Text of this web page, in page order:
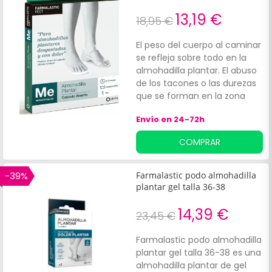
18,95 €13,19 €
El peso del cuerpo al caminar
se refleja sobre todo en la
almohadilla plantar. El abuso
de los tacones o las durezas
que se forman en la zona
por suerte hay
complementos que ayudan
a mitigarlos. Esta almohadilla
plantar talla única de
Farmalastic contribuye a que
el pie pise sobre una
ayuda a distribuir el peso del
cuerpo y a que el impacto
sobre los huesos sea mucho
menor. La almohadilla plantar
talla única es elástica y se
Envío en 24-72h
COMPRAR
-39%
Farmalastic podo almohadilla
plantar gel talla 36-38
23,45 €14,39 €
Farmalastic podo almohadilla
plantar gel talla 36-38 es una
almohadilla plantar de gel